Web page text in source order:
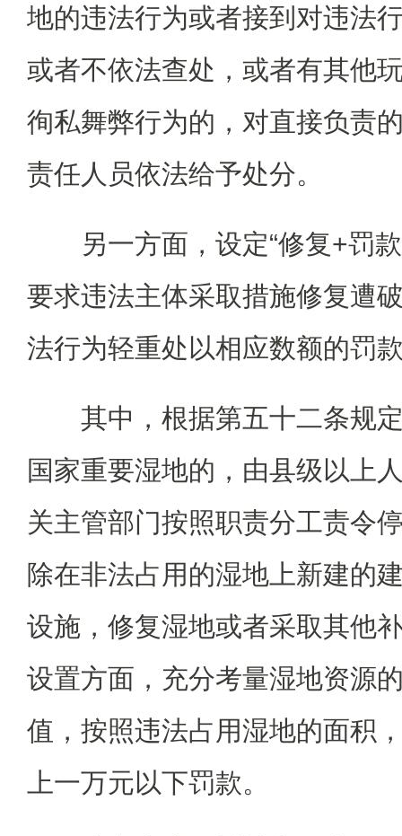
地的违法行为或者接到对违法
或者不依法查处，或者有其他
徇私舞弊行为的，对直接负责
责任人员依法给予处分。
另一方面，设定“修复+罚
要求违法主体采取措施修复遭
法行为轻重处以相应数额的罚
其中，根据第五十二条规
国家重要湿地的，由县级以上
关主管部门按照职责分工责令
除在非法占用的湿地上新建的
设施，修复湿地或者采取其他
设置方面，充分考量湿地资源
值，按照违法占用湿地的面积
上一万元以下罚款。